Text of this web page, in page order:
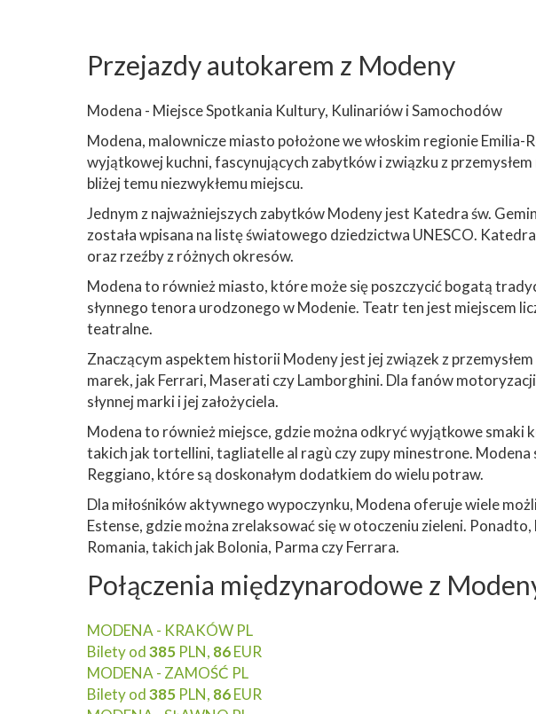
Przejazdy autokarem z Modeny
Modena - Miejsce Spotkania Kultury, Kulinariów i Samochodów
Modena, malownicze miasto położone we włoskim regionie
wyjątkowej kuchni, fascynujących zabytków i związku z
bliżej temu niezwykłemu miejscu.
Jednym z najważniejszych zabytków Modeny jest Katedra św.
została wpisana na listę światowego dziedzictwa UNESCO.
oraz rzeźby z różnych okresów.
Modena to również miasto, które może się poszczycić bogatą
słynnego tenora urodzonego w Modenie. Teatr ten jest miejscem
teatralne.
Znaczącym aspektem historii Modeny jest jej związek z
marek, jak Ferrari, Maserati czy Lamborghini. Dla fanów
słynnej marki i jej założyciela.
Modena to również miejsce, gdzie można odkryć wyjątkowe
takich jak tortellini, tagliatelle al ragù czy zupy minestrone.
Reggiano, które są doskonałym dodatkiem do wielu potraw.
Dla miłośników aktywnego wypoczynku, Modena oferuje wiele
Estense, gdzie można zrelaksować się w otoczeniu zieleni.
Romania, takich jak Bolonia, Parma czy Ferrara.
Połączenia międzynarodowe z
MODENA - KRAKÓW PL
Bilety od385 PLN, 86EUR
MODENA - ZAMOŚĆ PL
Bilety od385 PLN, 86EUR